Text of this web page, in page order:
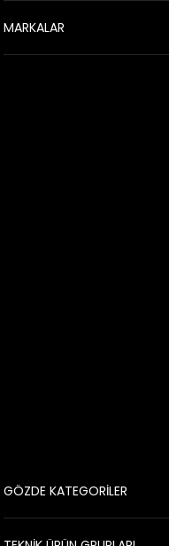
MARKALAR
GÖZDE KATEGORİLER